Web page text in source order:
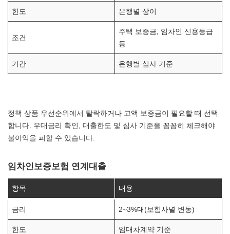
한도 은행별 상이
조건
주택 보증금, 임차인 신용등급
등
기간 은행별 심사 기준
정책 상품 우선순위에서 탈락하거나 고액 보증금이 필요할 때 선택
합니다. 우대금리 확인, 대출한도 및 심사 기준을 꼼꼼히 체크해야
불이익을 피할 수 있습니다.
임차인보증보험 연계대출
항목 내용
금리 2~3%대(보험사별 변동)
한도 임대차계약 기준